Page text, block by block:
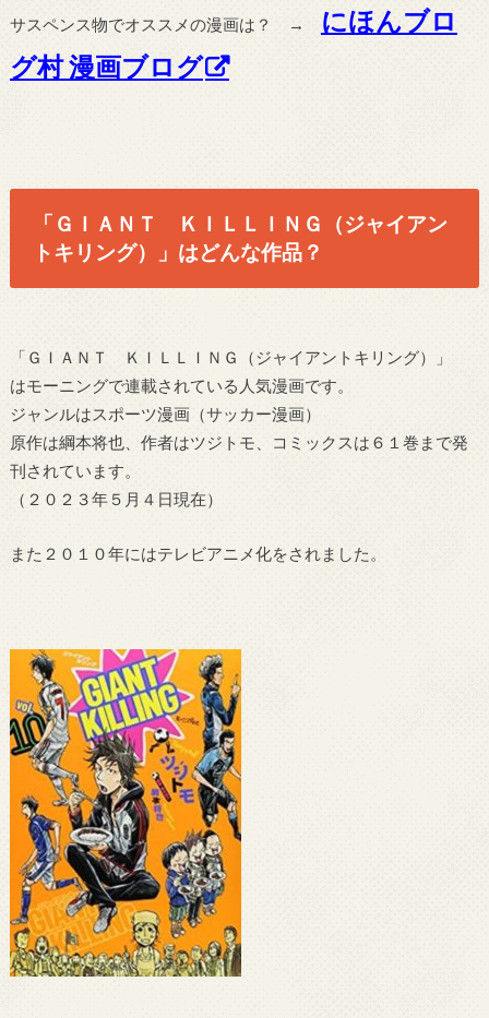
サスペンス物でオススメの漫画は？ →
にほんブロ
グ村 漫画ブログ
「ＧＩＡＮＴ ＫＩＬＬＩＮＧ（ジャイアン
トキリング）」はどんな作品？
「ＧＩＡＮＴ ＫＩＬＬＩＮＧ（ジャイアントキリング）」
はモーニングで連載されている人気漫画です。
ジャンルはスポーツ漫画（サッカー漫画）
原作は綱本将也、作者はツジトモ、コミックスは６１巻まで発
刊されています。
（２０２３年５月４日現在）
また２０１０年にはテレビアニメ化をされました。